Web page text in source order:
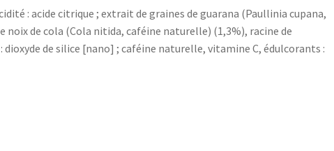
: acide citrique ; extrait de graines de guarana (Paullinia cupana,
de cola (Cola nitida, caféine naturelle) (1,3%), racine de
de silice [nano] ; caféine naturelle, vitamine C, édulcorants :